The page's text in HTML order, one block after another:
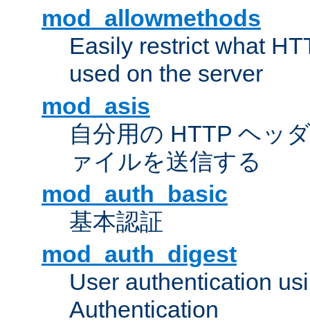
mod_allowmethods
Easily restrict what
used on the server
mod_asis
自分用の HTTP ヘッ
ァイルを送信する
mod_auth_basic
基本認証
mod_auth_digest
User authentication
Authentication